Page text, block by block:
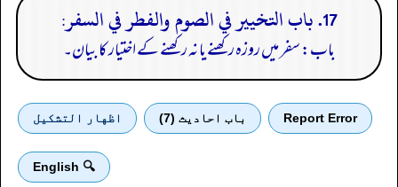
17. باب التخيير في الصوم والفطر في السفر:
باب: سفر میں روزہ رکھنے یا نہ رکھنے کے اختیار کا بیان۔
Report Error باب احادیث (7) اظهار التشكيل
🔍 English